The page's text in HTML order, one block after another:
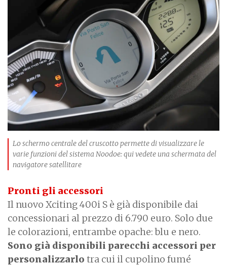
Lo schermo centrale del cruscotto permette di visualizzare le
varie funzioni del sistema Noodoe: qui vedete una schermata del
navigatore satellitare
Pronti gli accessori
Il nuovo Xciting 400i S è già disponibile dai
concessionari al prezzo di 6.790 euro. Solo due
le colorazioni, entrambe opache: blu e nero.
Sono già disponibili parecchi accessori per
personalizzarlo tra cui il cupolino fumé